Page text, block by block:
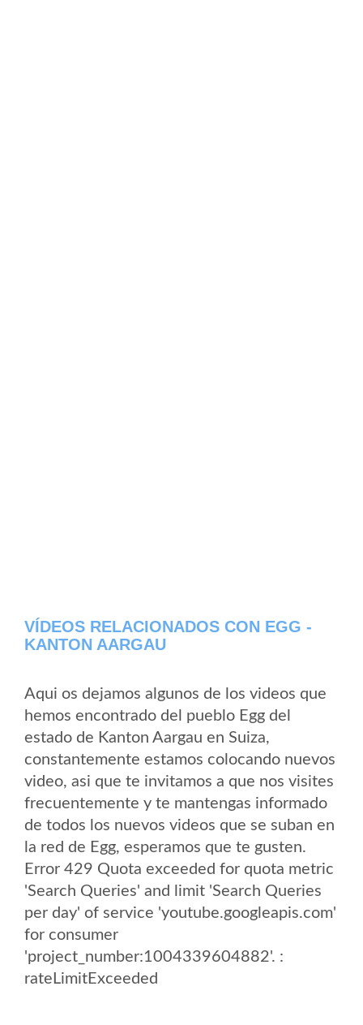
VÍDEOS RELACIONADOS CON EGG -
KANTON AARGAU
Aqui os dejamos algunos de los videos que
hemos encontrado del pueblo Egg del
estado de Kanton Aargau en Suiza,
constantemente estamos colocando nuevos
video, asi que te invitamos a que nos visites
frecuentemente y te mantengas informado
de todos los nuevos videos que se suban en
la red de Egg, esperamos que te gusten.
Error 429 Quota exceeded for quota metric
'Search Queries' and limit 'Search Queries
per day' of service 'youtube.googleapis.com'
for consumer
'project_number:1004339604882'. :
rateLimitExceeded